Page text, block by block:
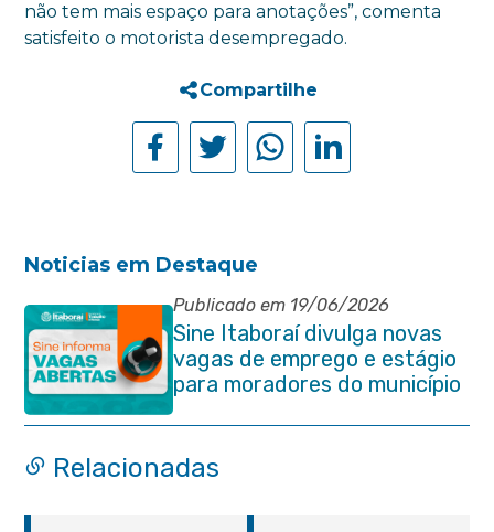
não tem mais espaço para anotações”, comenta
satisfeito o motorista desempregado.
Compartilhe
Noticias em Destaque
Publicado em 19/06/2026
Sine Itaboraí divulga novas
vagas de emprego e estágio
para moradores do município
Relacionadas